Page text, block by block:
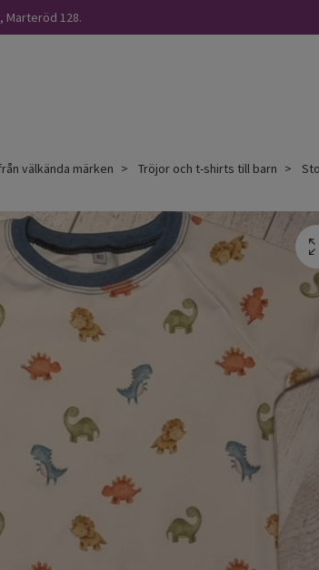
Marteröd 128.
välkända märken Tröjor och t-shirts till barn